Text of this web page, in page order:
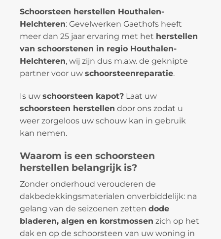
Schoorsteen herstellen Houthalen-
Helchteren: Gevelwerken Gaethofs heeft
meer dan 25 jaar ervaring met het herstellen
van schoorstenen in regio Houthalen-
Helchteren, wij zijn dus m.a.w. de geknipte
partner voor uw schoorsteenreparatie.
Is uw schoorsteen kapot? Laat uw
schoorsteen herstellen door ons zodat u
weer zorgeloos uw schouw kan in gebruik
kan nemen.
Waarom is een schoorsteen
herstellen belangrijk is?
Zonder onderhoud verouderen de
dakbedekkingsmaterialen onverbiddelijk: na
gelang van de seizoenen zetten dode
bladeren, algen en korstmossen zich op het
dak en op de schoorsteen van uw woning in